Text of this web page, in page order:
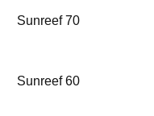
Sunreef 70
Sunreef 60